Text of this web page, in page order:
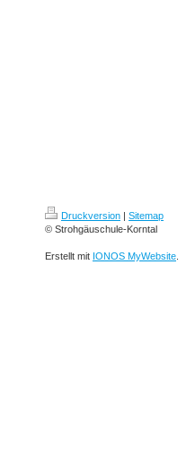
Druckversion | Sitemap
© Strohgäuschule-Korntal
Erstellt mit IONOS MyWebsite